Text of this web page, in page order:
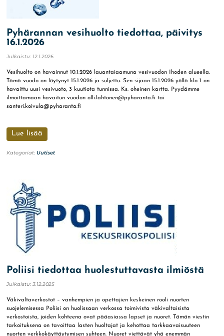
Pyhärannan vesihuolto tiedottaa, päivitys
16.1.2026
Julkaistu: 12.1.2026
Vesihuolto on havainnut 10.1.2026 lauantaiaamuna vesivuodon Ihoden alueella.
Tämä vuodo on löytynyt 15.1.2026 ja suljettu. Sen sijaan 15.1.2026 yöllä klo 1 on
havaittu uusi vesivuoto, 3 kuutiota tunnissa. Ks. oheinen kartta. Pyydämme
ilmoittamaan havaitun vuodon olli.lahtonen@pyharanta.fi tai
santeri.koivula@pyharanta.fi
Lue lisää
Kategoriat: Uutiset
Poliisi tiedottaa huolestuttavasta ilmiöstä
Julkaistu: 3.12.2025
Väkivaltaverkostot – vanhempien ja opettajien keskeinen rooli nuorten
suojelemisessa Poliisi on huolissaan verkossa toimivista väkivaltaisista
verkostoista, joiden kohteena ovat pääasiassa lapset ja nuoret. Tämän viestin
tarkoituksena on tavoittaa lasten huoltajat ja kehottaa tarkkaavaisuuteen
nuorten verkkokäyttäytymisen suhteen. Nuoret viettävät yhä enemmän